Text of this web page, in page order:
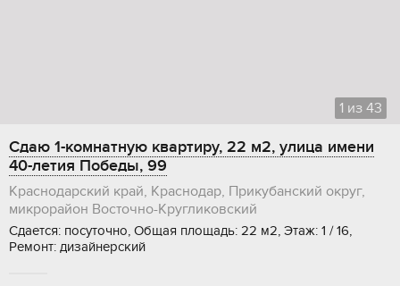
1 из 43
Сдаю 1-комнатную квартиру, 22 м2, улица имени
40-летия Победы, 99
Краснодарский край, Краснодар, Прикубанский округ,
микрорайон Восточно-Кругликовский
Сдается: посуточно, Общая площадь: 22 м2, Этаж: 1 / 16,
Ремонт: дизайнерский